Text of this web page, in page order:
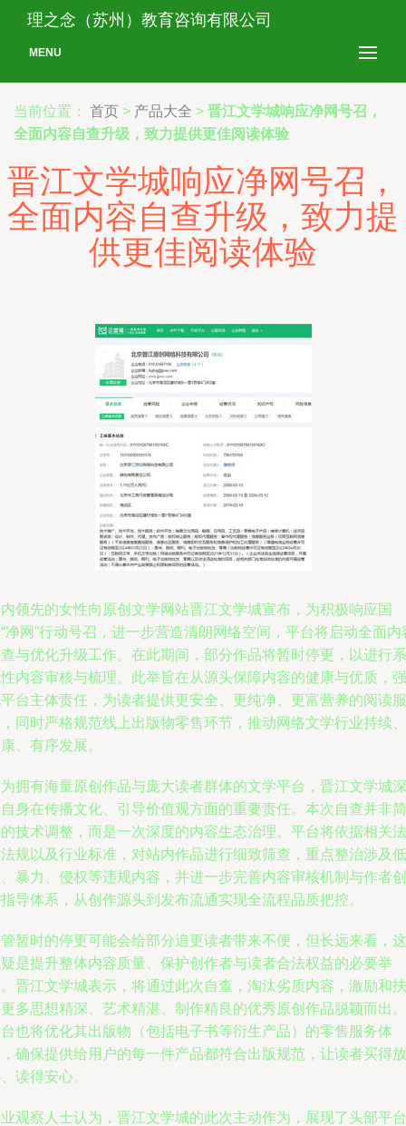
理之念（苏州）教育咨询有限公司
MENU
当前位置： 首页 > 产品大全 > 晋江文学城响应净网号召，
全面内容自查升级，致力提供更佳阅读体验
晋江文学城响应净网号召，
全面内容自查升级，致力提
供更佳阅读体验
领先的女性向原创文学网站晋江文学城宣布，为积极响应国
净网”行动号召，进一步营造清朗网络空间，平台将启动全面内
与优化升级工作。在此期间，部分作品将暂时停更，以进行系
内容审核与梳理。此举旨在从源头保障内容的健康与优质，强
台主体责任，为读者提供更安全、更纯净、更富营养的阅读服
同时严格规范线上出版物零售环节，推动网络文学行业持续、
、有序发展。
拥有海量原创作品与庞大读者群体的文学平台，晋江文学城深
身在传播文化、引导价值观方面的重要责任。本次自查并非简
技术调整，而是一次深度的内容生态治理。平台将依据相关法
规以及行业标准，对站内作品进行细致筛查，重点整治涉及低
暴力、侵权等违规内容，并进一步完善内容审核机制与作者创
导体系，从创作源头到发布流通实现全流程品质把控。
暂时的停更可能会给部分追更读者带来不便，但长远来看，这
是提升整体内容质量、保护创作者与读者合法权益的必要举
晋江文学城表示，将通过此次自查，淘汰劣质内容，激励和扶
多思想精深、艺术精湛、制作精良的优秀原创作品脱颖而出。
也将优化其出版物（包括电子书等衍生产品）的零售服务体
确保提供给用户的每一件产品都符合出版规范，让读者买得放
读得安心。
观察人士认为，晋江文学城的此次主动作为，展现了头部平台